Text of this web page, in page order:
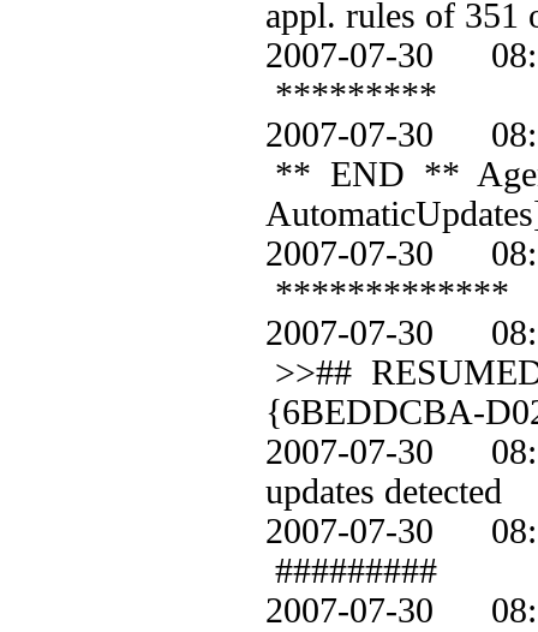
appl. rules of 351
2007-07-30
*********
2007-07-30
** END **
2007-07-30
*************
2007-07-30
>>##
{6BEDDCBA-
2007-07-30
updates detected
2007-07-30
#########
2007-07-30